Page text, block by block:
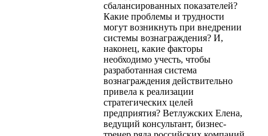
сбалансированных показателей?
Какие проблемы и трудности
могут возникнуть при внедрении
системы вознаграждения? И,
наконец, какие факторы
необходимо учесть, чтобы
разработанная система
вознаграждения действительно
привела к реализации
стратегических целей
предприятия? Ветлужских Елена,
ведущий консультант, бизнес-